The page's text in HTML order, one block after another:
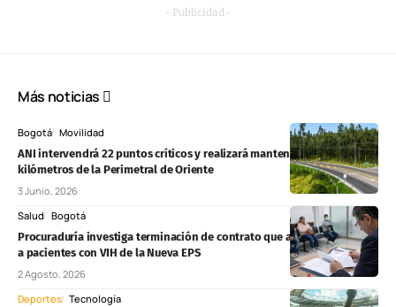
- Publicidad -
Más noticias
Bogotá Movilidad
ANI intervendrá 22 puntos críticos y realizará mantenimiento en 60
kilómetros de la Perimetral de Oriente
3 Junio, 2026
Salud Bogotá
Procuraduría investiga terminación de contrato que afectaba atención
a pacientes con VIH de la Nueva EPS
2 Agosto, 2026
Deportes Tecnología